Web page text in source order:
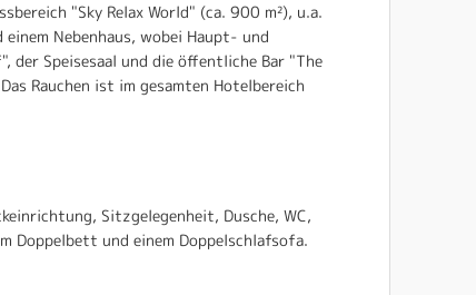
"Sky Relax World" (ca. 900 m²), u.a.
Nebenhaus, wobei Haupt- und
der Speisesaal und die öffentliche Bar "The
Rauchen ist im gesamten Hotelbereich
Sitzgelegenheit, Dusche, WC,
Doppelbett und einem Doppelschlafsofa.